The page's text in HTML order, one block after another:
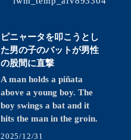
ピニャータを叩こうとし
た男の子のバットが男性
の股間に直撃
A man holds a piñata
above a young boy. The
boy swings a bat and it
hits the man in the groin.
2025/12/31